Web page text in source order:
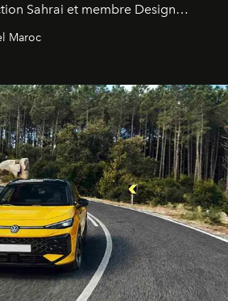
Sahrai et membre Design
de vie complet. On y a déjeuné…
Maroc